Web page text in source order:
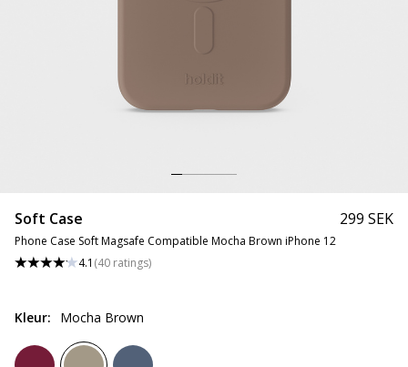
Soft Case
Phone Case Soft Magsafe Compatible Mocha Brown iPhone 12
4.1 (40 ratings)
299 SEK
Kleur: Mocha Brown